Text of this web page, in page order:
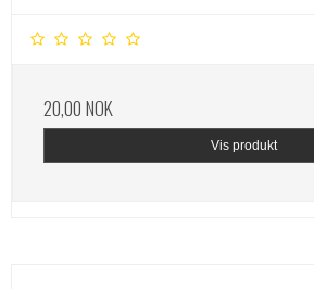
20,00 NOK
Vis produkt